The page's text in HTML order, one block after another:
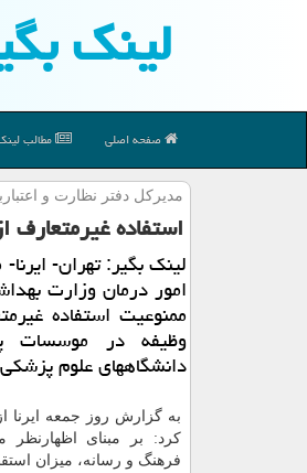
لینك
صفحه اصلی مطالب
مدیركل دفتر نظارت و
استفاده
لینك بگیر: تهران-
امور درمان وزارت
ممنوعیت استفاده
وظیفه در موسسات
دانشگاههای علوم
به گزارش روز جمعه ایرنا
كرد: بر مبنای
فرهنگ و رسانه، میزان